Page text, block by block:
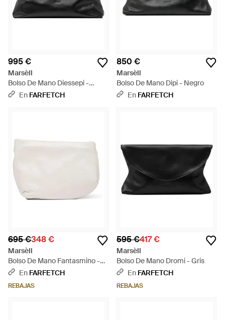
995 €
Marsèll
Bolso De Mano Diessepi -
Negro
En FARFETCH
850 €
Marsèll
Bolso De Mano Dipi - Negro
En FARFETCH
695 €348 €
Marsèll
Bolso De Mano Fantasmino -
Blanco
En FARFETCH
REBAJAS
595 €417 €
Marsèll
Bolso De Mano Dromi - Gris
En FARFETCH
REBAJAS